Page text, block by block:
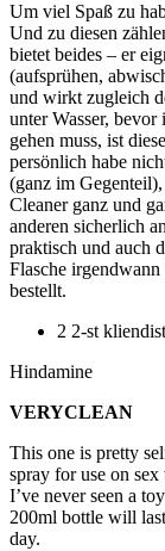
Um viel Spaß zu
Und zu diesen
bietet beides – er
(aufsprühen,
und wirkt zugleich
unter Wasser,
gehen muss, ist
persönlich habe
(ganz im
Cleaner ganz und
anderen sicherlich
praktisch und auch
Flasche
bestellt.
2 2-st
Hindamine
VERYCLEAN
This one is pretty
spray for use on
I’ve never seen a
200ml bottle will
day.